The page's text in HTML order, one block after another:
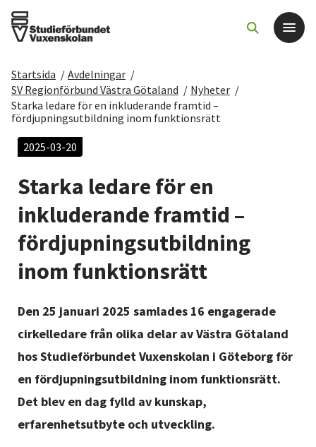
Det här gör vi
För dig som
Sök kurser och evenemang
Om SV
Starta studiecirkel
Avdelningar
Lyssna
Startsida / Avdelningar /
SV Regionförbund Västra Götaland / Nyheter /
Starka ledare för en inkluderande framtid –
fördjupningsutbildning inom funktionsrätt
2025-03-20
Starka ledare för en
inkluderande framtid –
fördjupningsutbildning
inom funktionsrätt
Den 25 januari 2025 samlades 16 engagerade
cirkelledare från olika delar av Västra Götaland
hos Studieförbundet Vuxenskolan i Göteborg för
en fördjupningsutbildning inom funktionsrätt.
Det blev en dag fylld av kunskap,
erfarenhetsutbyte och utveckling.